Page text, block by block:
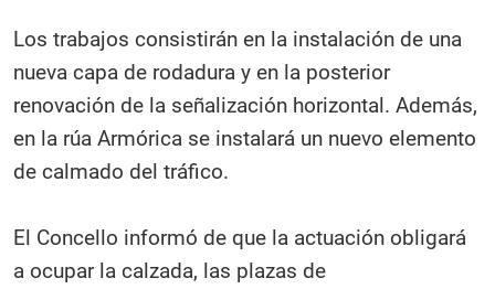
Los trabajos consistirán en la instalación de una
nueva capa de rodadura y en la posterior
renovación de la señalización horizontal. Además,
en la rúa Armórica se instalará un nuevo elemento
de calmado del tráfico.
El Concello informó de que la actuación obligará
a ocupar la calzada, las plazas de